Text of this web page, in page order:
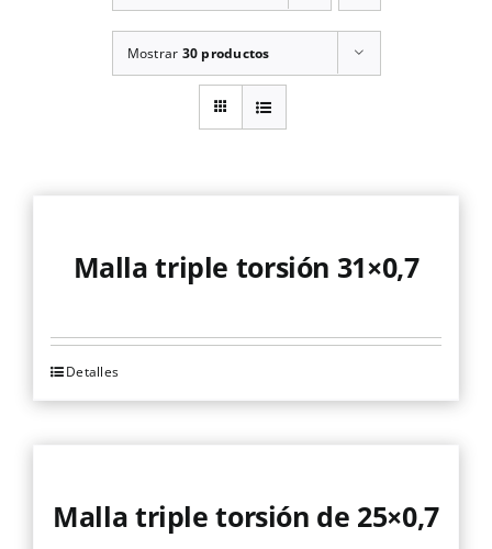
Mostrar 30 productos
Malla triple torsión 31×0,7
Este
producto
tiene
variantes.
Detalles
Malla triple torsión de 25×0,7